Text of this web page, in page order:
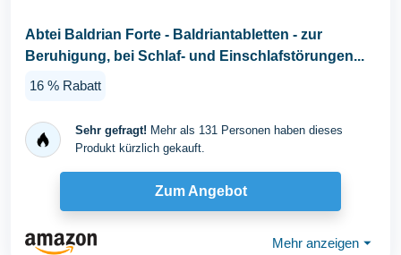
Abtei Baldrian Forte - Baldriantabletten - zur
Beruhigung, bei Schlaf- und Einschlafstörungen...
16 % Rabatt
Sehr gefragt! Mehr als 131 Personen haben dieses
Produkt kürzlich gekauft.
Zum Angebot
Mehr anzeigen ⏷